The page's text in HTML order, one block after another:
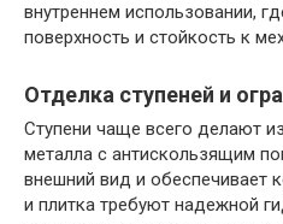
внутреннем использовании,
поверхность и стойкость к
Отделка ступеней и
Ступени чаще всего делают
металла с антискользящим
внешний вид и обеспечивает
и плитка требуют надежной